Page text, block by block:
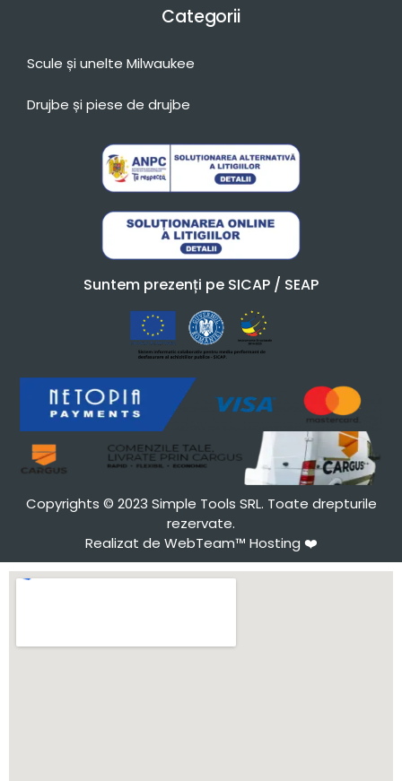
Categorii
Scule și unelte Milwaukee
Drujbe și piese de drujbe
Suntem prezenți pe SICAP / SEAP
Copyrights © 2023 Simple Tools SRL. Toate drepturile
rezervate.
Realizat de WebTeam™ Hosting ❤️